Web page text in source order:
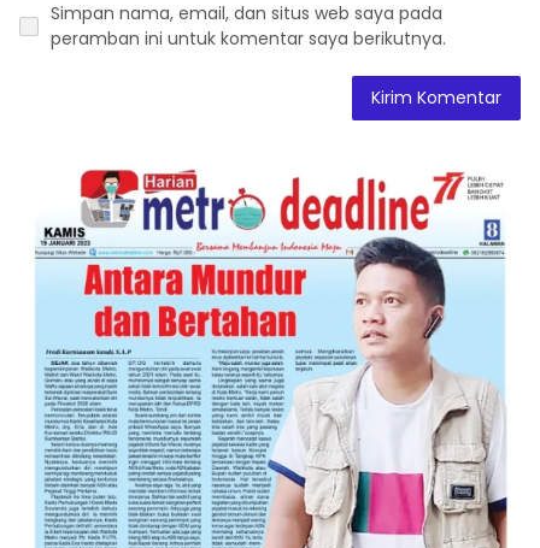
Simpan nama, email, dan situs web saya pada
peramban ini untuk komentar saya berikutnya.